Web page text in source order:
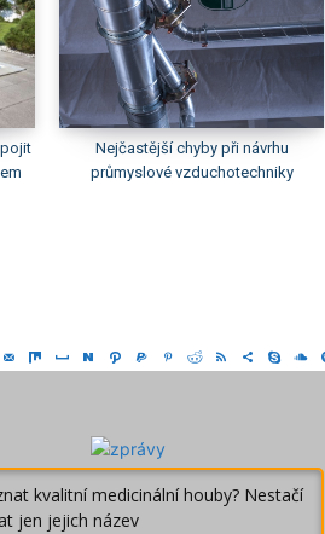
Nejčastější chyby při návrhu
průmyslové vzduchotechniky
kvalitní medicinální houby? Nestačí
jen jejich název